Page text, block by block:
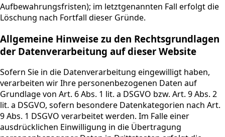
Aufbewahrungsfristen); im letztgenannten Fall erfolgt die
Löschung nach Fortfall dieser Gründe.
Allgemeine Hinweise zu den Rechtsgrundlagen
der Datenverarbeitung auf dieser Website
Sofern Sie in die Datenverarbeitung eingewilligt haben,
verarbeiten wir Ihre personenbezogenen Daten auf
Grundlage von Art. 6 Abs. 1 lit. a DSGVO bzw. Art. 9 Abs. 2
lit. a DSGVO, sofern besondere Datenkategorien nach Art.
9 Abs. 1 DSGVO verarbeitet werden. Im Falle einer
ausdrücklichen Einwilligung in die Übertragung